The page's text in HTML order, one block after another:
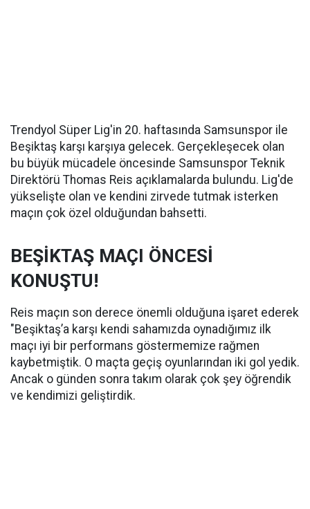
Trendyol Süper Lig'in 20. haftasında Samsunspor ile
Beşiktaş karşı karşıya gelecek. Gerçekleşecek olan
bu büyük mücadele öncesinde Samsunspor Teknik
Direktörü Thomas Reis açıklamalarda bulundu. Lig'de
yükselişte olan ve kendini zirvede tutmak isterken
maçın çok özel olduğundan bahsetti.
BEŞİKTAŞ MAÇI ÖNCESİ
KONUŞTU!
Reis maçın son derece önemli olduğuna işaret ederek
"Beşiktaş’a karşı kendi sahamızda oynadığımız ilk
maçı iyi bir performans göstermemize rağmen
kaybetmiştik. O maçta geçiş oyunlarından iki gol yedik.
Ancak o günden sonra takım olarak çok şey öğrendik
ve kendimizi geliştirdik.